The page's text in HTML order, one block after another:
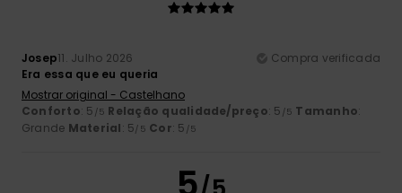
Josep11. Julho 2026
Compra verificada
Era essa que eu queria
Mostrar original - Castelhano
Conforto: 5 /5 Relação qualidade/preço: 5 /5 Tamanho:
Grande Material: 5/5 Cor: 5 /5